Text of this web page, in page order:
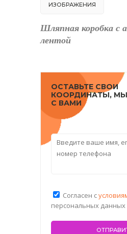
ИЗОБРАЖЕНИЯ
Шляпная коробка с
лентой
ОСТАВЬТЕ СВОИ
КООРДИНАТЫ,
С ВАМИ
Согласен с
персональных данных